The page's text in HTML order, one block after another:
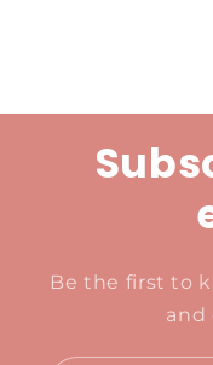
Be the first to
and